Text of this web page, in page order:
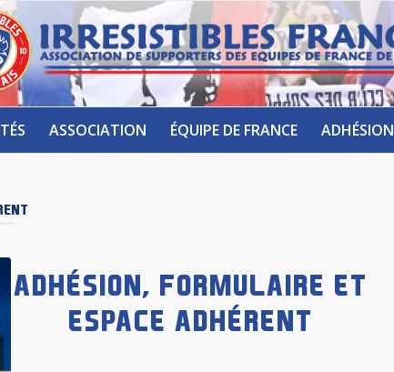
ASSOCIATION ÉQUIPE DE FRANCE ADHÉSION
ADHÉSION, FORMULAIRE ET
ESPACE ADHÉRENT